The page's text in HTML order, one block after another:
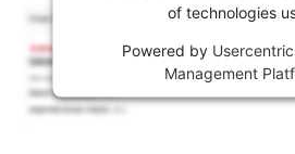
of technologies
Powered by
Management